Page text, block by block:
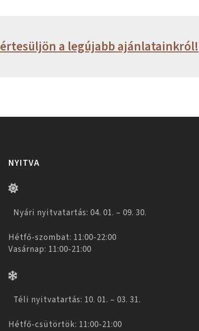
a legújabb ajánlatainkról!
NYITVA
Nyári nyitvatartás: 04. 01. – 09. 30.
Hétfő-szombat: 11:00-22:00
Vasárnap: 11:00-21:00
Téli nyitvatartás: 10. 01. – 03. 31.
Hétfő-csütörtök: 11:00-21:00